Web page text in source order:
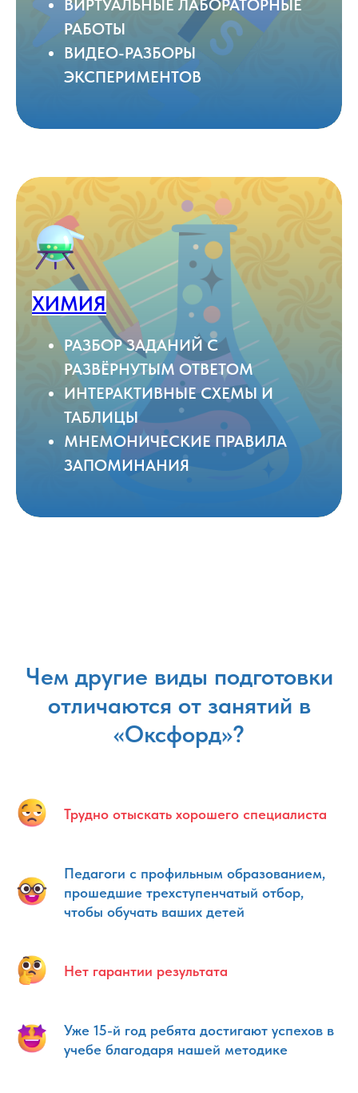
ВИРТУАЛЬНЫЕ ЛАБОРАТОРНЫЕ
РАБОТЫ
ВИДЕО-РАЗБОРЫ
ЭКСПЕРИМЕНТОВ
ХИМИЯ
РАЗБОР ЗАДАНИЙ С
РАЗВЁРНУТЫМ ОТВЕТОМ
ИНТЕРАКТИВНЫЕ СХЕМЫ И
ТАБЛИЦЫ
МНЕМОНИЧЕСКИЕ ПРАВИЛА
ЗАПОМИНАНИЯ
Чем другие виды подготовки
отличаются от занятий в
«Оксфорд»?
Трудно отыскать хорошего специалиста
Педагоги с профильным образованием,
прошедшие трехступенчатый отбор,
чтобы обучать ваших детей
Нет гарантии результата
Уже 15-й год ребята достигают успехов в
учебе благодаря нашей методике